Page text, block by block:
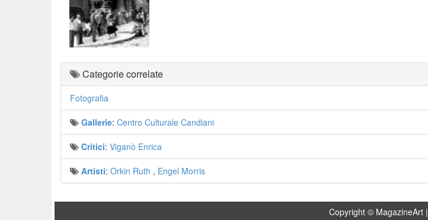
Categorie correlate
Fotografia
Gallerie: Centro Culturale Candiani
Critici: Viganò Enrica
Artisti: Orkin Ruth , Engel Morris
Copyright © MagazineArt |